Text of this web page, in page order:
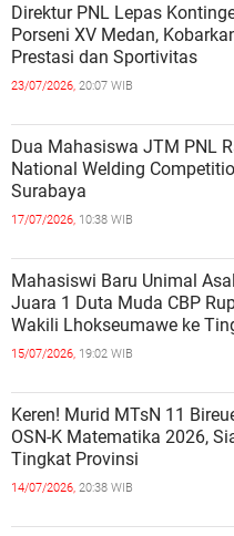
Direktur PNL Lepas
Porseni XV Medan,
Prestasi dan Sportivitas
23/07/2026, 20:07 WIB
Dua Mahasiswa JTM PNL
National Welding
Surabaya
17/07/2026, 10:38 WIB
Mahasiswi Baru Unimal
Juara 1 Duta Muda CBP
Wakili Lhokseumawe ke
15/07/2026, 19:02 WIB
Keren! Murid MTsN 11
OSN-K Matematika 2026,
Tingkat Provinsi
14/07/2026, 20:38 WIB